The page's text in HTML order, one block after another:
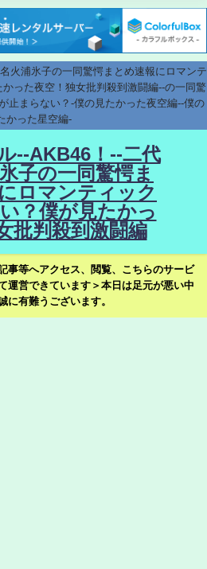
火浦氷子の一同驚愕まとめ速報にロマンテ
った夜空！独女批判殺到激闘編--の一同驚
止まらない？-僕の見たかった夜空編--僕の
かった星空編-
--AKB46！--二代
子の一同驚愕ま
ロマンティック
？僕が見たかっ
批判殺到激闘編
事等へアクセス、閲覧、こちらのサービ
運営できています＞本日は足元が悪い中
に有難うございます。